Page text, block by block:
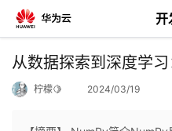
开
返
从数据探索到深度学
柠檬🍋 2024/03/19